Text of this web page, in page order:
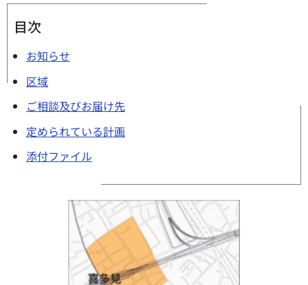
目次
お知らせ
区域
ご相談及びお届け先
定められている計画
添付ファイル